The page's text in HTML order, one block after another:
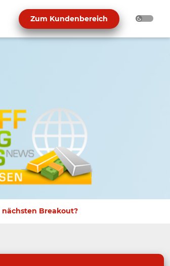
Zum Kundenbereich
nächsten Breakout?